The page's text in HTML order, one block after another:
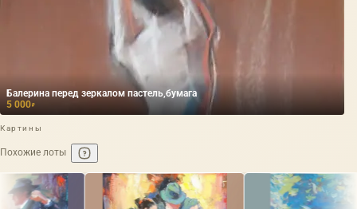
Балерина перед зеркалом пастель,бумага
5 000₽
Картины
Похожие лоты